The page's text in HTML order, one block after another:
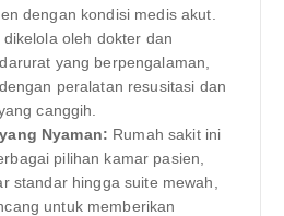
dengan kondisi medis akut.
oleh dokter dan
yang berpengalaman,
peralatan resusitasi dan
canggih.
Nyaman: Rumah sakit ini
pilihan kamar pasien,
standar hingga suite mewah,
untuk memberikan